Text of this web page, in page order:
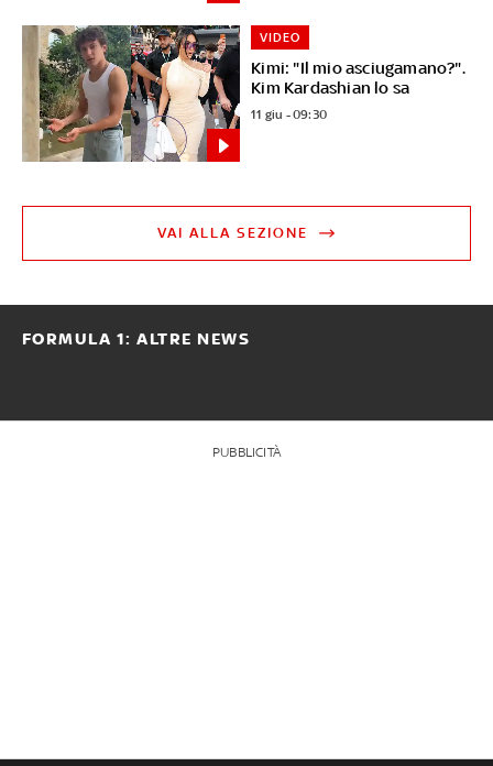
Kimi: "Il mio asciugamano?".
Kim Kardashian lo sa
VIDEO
11 giu - 09:30
VAI ALLA SEZIONE
FORMULA 1: ALTRE NEWS
PUBBLICITÀ